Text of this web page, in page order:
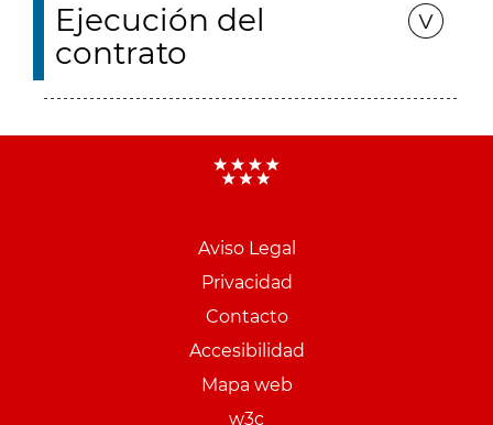
Ejecución del
contrato
Aviso Legal
Privacidad
Contacto
Accesibilidad
Mapa web
w3c